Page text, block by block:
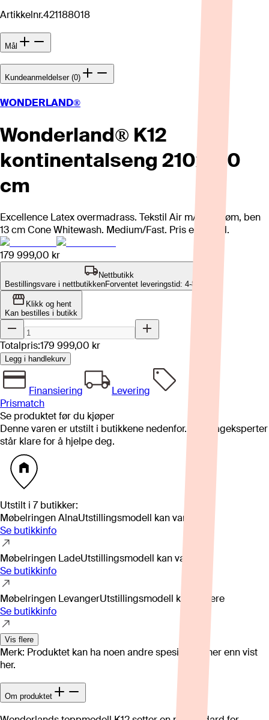
Artikkelnr.421188018
Mål
Kundeanmeldelser (0)
WONDERLAND®
Wonderland® K12
kontinentalseng 210x210
cm
Excellence Latex overmadrass. Tekstil Air m/pyntesøm, ben
13 cm Cone Whitewash. Medium/Fast. Pris eks. gavl.
179 999,00 kr
Nettbutikk
Bestillingsvare i nettbutikkenForventet leveringstid: 4-8 uker
Klikk og hent
Kan bestilles i butikk
Totalpris:179 999,00 kr
Legg i handlekurv
Finansiering
Levering
Prismatch
Se produktet før du kjøper
Denne varen er utstilt i butikkene nedenfor. Våre fageksperter
står klare for å hjelpe deg.
Utstilt i 7butikker:
Møbelringen AlnaUtstillingsmodell kan variere
Se butikkinfo
Møbelringen LadeUtstillingsmodell kan variere
Se butikkinfo
Møbelringen LevangerUtstillingsmodell kan variere
Se butikkinfo
Vis flere
Merk: Produktet kan ha noen andre spesifikasjoner enn vist
her.
Om produktet